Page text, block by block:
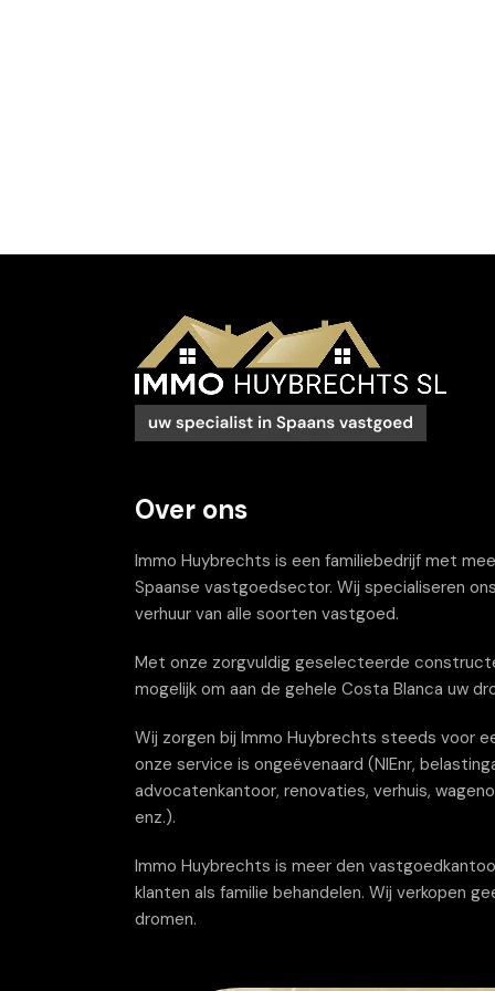
Over ons
Immo Huybrechts is een familiebedrijf met
Spaanse vastgoedsector. Wij specialiseren
verhuur van alle soorten vastgoed.
Met onze zorgvuldig geselecteerde
mogelijk om aan de gehele Costa Blanca uw
Wij zorgen bij Immo Huybrechts steeds voor
onze service is ongeëvenaard (NIEnr,
advocatenkantoor, renovaties, verhuis,
enz.).
Immo Huybrechts is meer den
klanten als familie behandelen. Wij verkopen
dromen.